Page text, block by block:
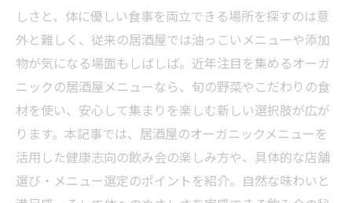
しさと、体に優しい食事を両立できる場所を探すのは意
外と難しく、従来の居酒屋では油っこいメニューや添加
物が気になる場面もしばしば。近年注目を集めるオーガ
ニックの居酒屋メニューなら、旬の野菜やこだわりの食
材を使い、安心して集まりを楽しむ新しい選択肢が広が
ります。本記事では、居酒屋のオーガニックメニューを
活用した健康志向の飲み会の楽しみ方や、具体的な店舗
選び・メニュー選定のポイントを紹介。自然な味わいと